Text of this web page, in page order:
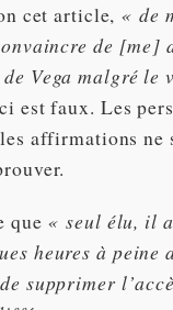
cet article, « de
de [me]
Vega malgré le
est faux. Les
affirmations ne
que « seul élu, il
heures à peine
supprimer